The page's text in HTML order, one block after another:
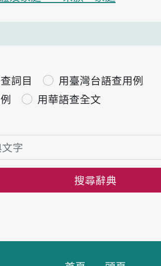
詞目
用臺灣台語查用例
用華語查全文
搜尋辭典